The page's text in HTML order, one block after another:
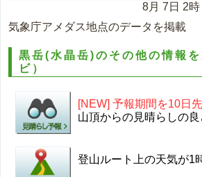
8月 7日 2時
気象庁アメダス地点のデータを掲載
黒岳(水晶岳)のその他の情報
ビ）
[NEW] 予報期間を10日
山頂からの見晴らしの
登山ルート上の天気が1